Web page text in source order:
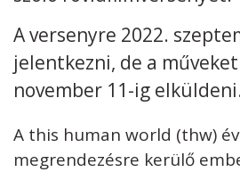
RSS
A versenyre 2022.
jelentkezni, de a
november 11-ig
A this human world (thw)
megrendezésre kerülő